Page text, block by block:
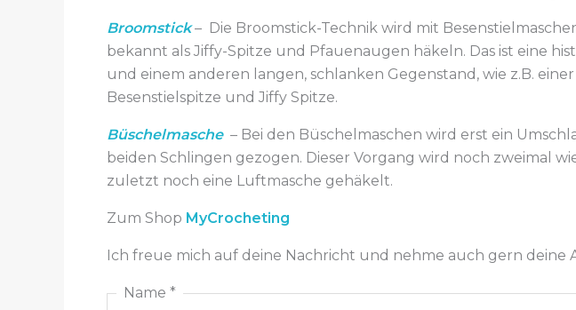
Broomstick– Die Broomstick-Technik wird mit
bekannt als Jiffy-Spitze und Pfauenaugen häkeln. Das ist eine
und einem anderen langen, schlanken Gegenstand, wie z.B.
Besenstielspitze und Jiffy Spitze.
Büschelmasche– Bei den Büschelmaschen wird erst ein
beiden Schlingen gezogen. Dieser Vorgang wird noch zweimal
zuletzt noch eine Luftmasche gehäkelt.
Zum Shop MyCrocheting
Ich freue mich auf deine Nachricht und nehme auch gern
E Name *